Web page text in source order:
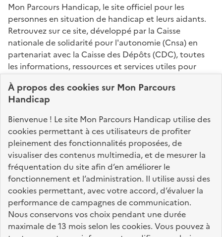
À propos descookiessur Mon Parcours
Handicap
Bienvenue ! Le site Mon Parcours Handicap utilise des
cookies permettant à ces utilisateurs de profiter
pleinement des fonctionnalités proposées, de
visualiser des contenus multimedia, et de mesurer la
fréquentation du site afin d’en améliorer le
fonctionnement et l’administration. Il utilise aussi des
cookies permettant, avec votre accord, d’évaluer la
performance de campagnes de communication.
Nous conservons vos choix pendant une durée
maximale de 13 mois selon les cookies. Vous pouvez à
Mon Parcours Handicap, le site officiel pour les
personnes en situation de handicap et leurs aidants.
Retrouvez sur ce site, développé par la Caisse
nationale de solidarité pour l'autonomie (Cnsa) en
partenariat avec la Caisse des Dépôts (CDC), toutes
les informations, ressources et services utiles pour
connaître vos droits, effectuer vos démarches,
identifier vos interlocuteurs.
Nos sites partenaires
info.gouv.fr service-public.fr legifrance.gouv.fr
data.gouv.fr
Nos partenaires
La Caisse des Dépôts
accompagne les parcours
de vie